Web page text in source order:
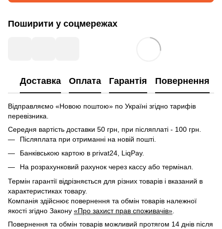
Поширити у соцмережах
Доставка Оплата Гарантія Повернення
Відправляємо «Новою поштою» по Україні згідно тарифів
перевізника.
Середня вартість доставки 50 грн, при післяплаті - 100 грн.
Післяплата при отриманні на новій пошті.
Банківською картою в privat24, LiqPay.
На розрахунковий рахунок через кассу або термінал.
Термін гарантії відрізняється для різних товарів і вказаний в
характеристиках товару.
Компанія здійснює повернення та обмін товарів належної
якості згідно Закону «Про захист прав споживачів»
Повернення та обмін товарів можливий протягом 14 днів після